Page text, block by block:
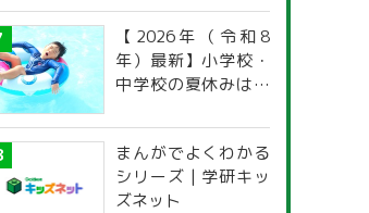
【2026年（令和8
年）最新】小学校・
中学校の夏休みはい
道府県別「夏季休暇
一覧」
まんがでよくわかる
シリーズ | 学研キッ
ズネット